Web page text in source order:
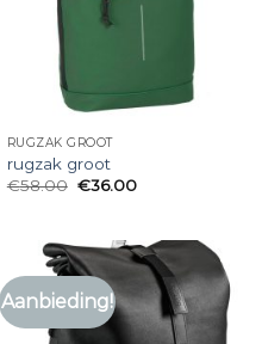
RUGZAK GROOT
rugzak groot
€58.00 €36.00
Aanbieding!